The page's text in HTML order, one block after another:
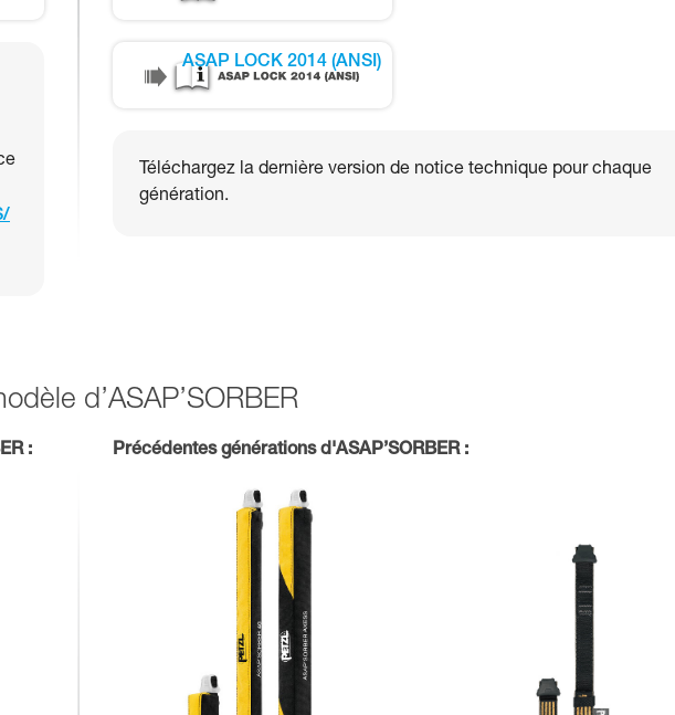
ASAP LOCK 2014 (ANSI)
Téléchargez la dernière version de notice technique pour chaque
génération.
d’ASAP’SORBER
: Précédentes générations d'ASAP’SORBER :